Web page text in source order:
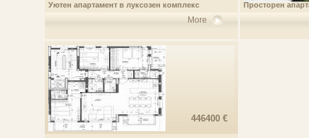
Уютен апартамент в луксозен комплекс
More
Просторен
446400 €